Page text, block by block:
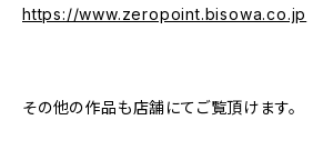
https://www.zeropoint.bisowa.co.jp
その他の作品も店舗にてご覧頂けます。